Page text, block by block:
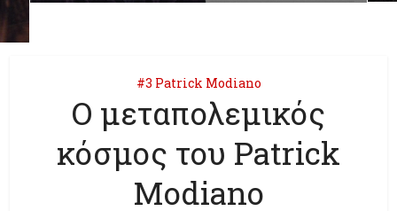
#3 Patrick Modiano
Ο μεταπολεμικός
κόσμος του Patrick
Modiano